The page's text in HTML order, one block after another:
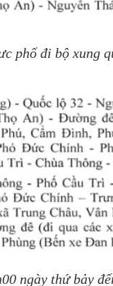
phố đi bộ xung
ngày thứ bảy